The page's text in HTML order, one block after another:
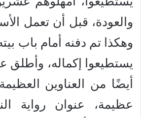
والعودة، قبل أن تعمل
وهكذا تم دفنه أمام باب
يستطيعوا إكماله، وأطلق
أيضًا من العناوين
عظيمة، عنوان رواية